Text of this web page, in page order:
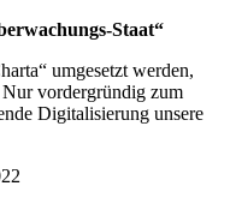
Staat“
umgesetzt werden,
vordergründig zum
Digitalisierung unsere